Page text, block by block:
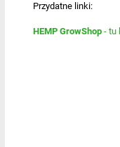
Przydatne linki:
HEMP GrowShop - tu